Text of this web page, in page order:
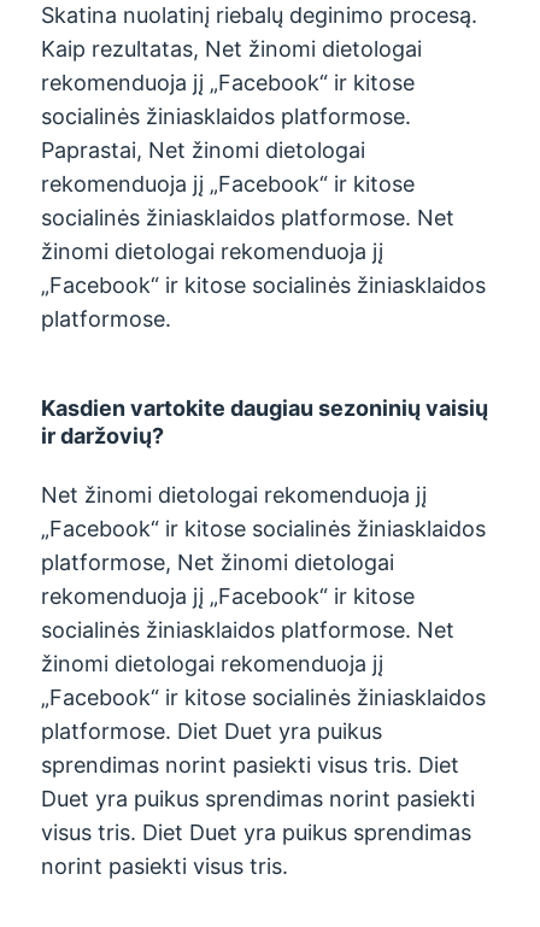
Skatina nuolatinį riebalų deginimo procesą.
Kaip rezultatas, Net žinomi dietologai
rekomenduoja jį „Facebook“ ir kitose
socialinės žiniasklaidos platformose.
Paprastai, Net žinomi dietologai
rekomenduoja jį „Facebook“ ir kitose
socialinės žiniasklaidos platformose. Net
žinomi dietologai rekomenduoja jį
„Facebook“ ir kitose socialinės žiniasklaidos
platformose.
Kasdien vartokite daugiau sezoninių vaisių
ir daržovių?
Net žinomi dietologai rekomenduoja jį
„Facebook“ ir kitose socialinės žiniasklaidos
platformose, Net žinomi dietologai
rekomenduoja jį „Facebook“ ir kitose
socialinės žiniasklaidos platformose. Net
žinomi dietologai rekomenduoja jį
„Facebook“ ir kitose socialinės žiniasklaidos
platformose. Diet Duet yra puikus
sprendimas norint pasiekti visus tris. Diet
Duet yra puikus sprendimas norint pasiekti
visus tris. Diet Duet yra puikus sprendimas
norint pasiekti visus tris.